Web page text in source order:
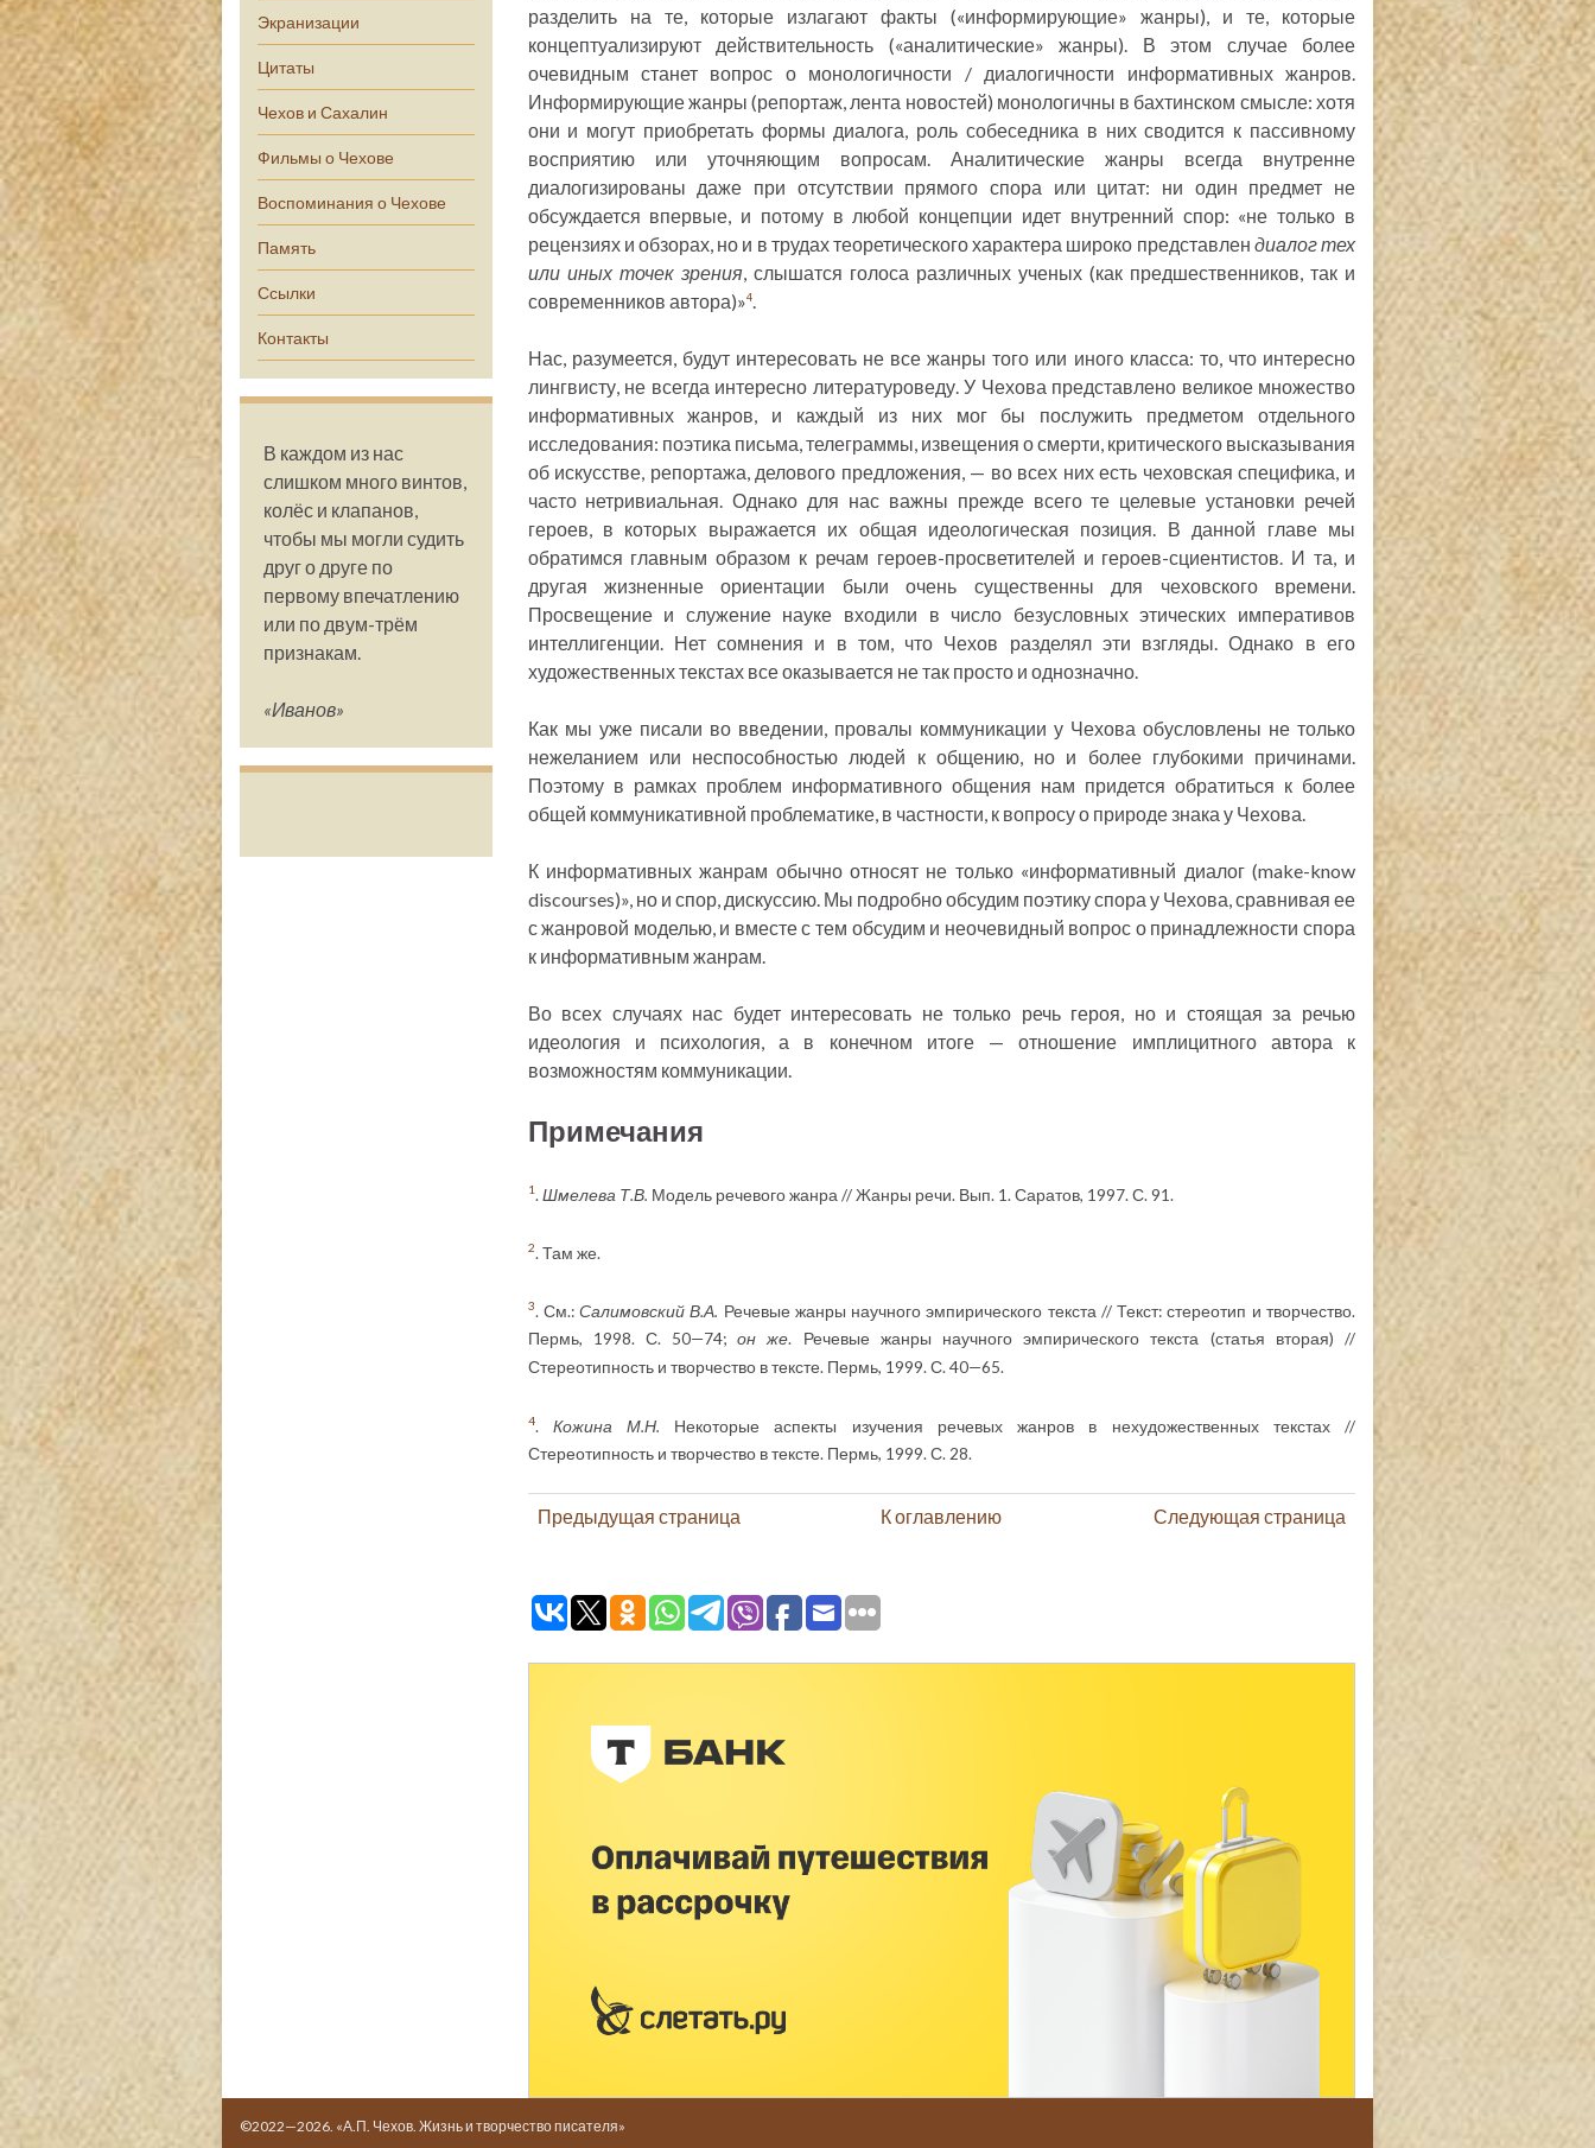
Экранизации
Цитаты
Чехов и Сахалин
Фильмы о Чехове
Воспоминания о Чехове
Память
Ссылки
Контакты
В каждом из нас
слишком много винтов,
колёс и клапанов,
чтобы мы могли судить
друг о друге по
первому впечатлению
или по двум-трём
признакам.
«Иванов»
разделить на те, которые излагают факты («информирующие» жанры), и те, которые
концептуализируют действительность («аналитические» жанры). В этом случае более
очевидным станет вопрос о монологичности / диалогичности информативных жанров.
Информирующие жанры (репортаж, лента новостей) монологичны в бахтинском смысле: хотя
они и могут приобретать формы диалога, роль собеседника в них сводится к пассивному
восприятию или уточняющим вопросам. Аналитические жанры всегда внутренне
диалогизированы даже при отсутствии прямого спора или цитат: ни один предмет не
обсуждается впервые, и потому в любой концепции идет внутренний спор: «не только в
рецензиях и обзорах, но и в трудах теоретического характера широко представлен диалог тех
или иных точек зрения, слышатся голоса различных ученых (как предшественников, так и
современников автора)»4.
Нас, разумеется, будут интересовать не все жанры того или иного класса: то, что интересно
лингвисту, не всегда интересно литературоведу. У Чехова представлено великое множество
информативных жанров, и каждый из них мог бы послужить предметом отдельного
исследования: поэтика письма, телеграммы, извещения о смерти, критического высказывания
об искусстве, репортажа, делового предложения, — во всех них есть чеховская специфика, и
часто нетривиальная. Однако для нас важны прежде всего те целевые установки речей
героев, в которых выражается их общая идеологическая позиция. В данной главе мы
обратимся главным образом к речам героев-просветителей и героев-сциентистов. И та, и
другая жизненные ориентации были очень существенны для чеховского времени.
Просвещение и служение науке входили в число безусловных этических императивов
интеллигенции. Нет сомнения и в том, что Чехов разделял эти взгляды. Однако в его
художественных текстах все оказывается не так просто и однозначно.
Как мы уже писали во введении, провалы коммуникации у Чехова обусловлены не только
нежеланием или неспособностью людей к общению, но и более глубокими причинами.
Поэтому в рамках проблем информативного общения нам придется обратиться к более
общей коммуникативной проблематике, в частности, к вопросу о природе знака у Чехова.
К информативных жанрам обычно относят не только «информативный диалог (make-know
discourses)», но и спор, дискуссию. Мы подробно обсудим поэтику спора у Чехова, сравнивая ее
с жанровой моделью, и вместе с тем обсудим и неочевидный вопрос о принадлежности спора
к информативным жанрам.
Во всех случаях нас будет интересовать не только речь героя, но и стоящая за речью
идеология и психология, а в конечном итоге — отношение имплицитного автора к
возможностям коммуникации.
Примечания
1. Шмелева Т.В. Модель речевого жанра // Жанры речи. Вып. 1. Саратов, 1997. С. 91.
2. Там же.
3. См.:Салимовский В.А. Речевые жанры научного эмпирического текста // Текст: стереотип и творчество.
Пермь, 1998. С. 50—74;он же. Речевые жанры научного эмпирического текста (статья вторая) //
Стереотипность и творчество в тексте. Пермь, 1999. С. 40—65.
4. Кожина М.Н. Некоторые аспекты изучения речевых жанров в нехудожественных текстах //
Стереотипность и творчество в тексте. Пермь, 1999. С. 28.
Предыдущая страница К оглавлению Следующая страница
©2022—2026. «А.П. Чехов. Жизнь и творчество писателя»